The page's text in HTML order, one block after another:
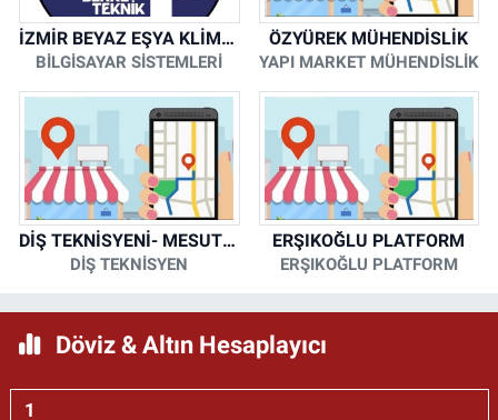
İZMİR BEYAZ EŞYA KLİMA KOMBİ SERVİSİ
BİLGİSAYAR SİSTEMLERİ
ÖZYÜREK MÜHENDİSLİK
YAPI MARKET MÜHENDİSLİK
DİŞ TEKNİSYENİ- MESUT KORKMAZ
DİŞ TEKNİSYEN
ERŞIKOĞLU PLATFORM
ERŞIKOĞLU PLATFORM
Döviz & Altın Hesaplayıcı